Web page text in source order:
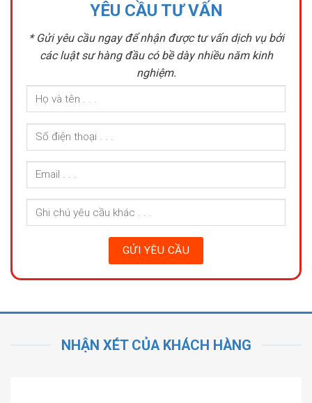
YÊU CẦU TƯ VẤN
* Gửi yêu cầu ngay để nhận được tư vấn dịch vụ bởi
các luật sư hàng đầu có bề dày nhiều năm kinh
nghiệm.
NHẬN XÉT CỦA KHÁCH HÀNG